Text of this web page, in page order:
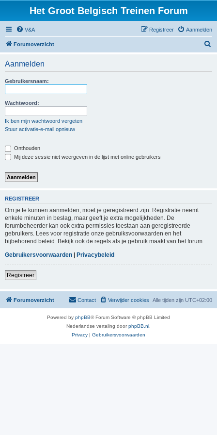
Het Groot Belgisch Treinen Forum
V&A Aanmelden
Registreer
Forumoverzicht
Aanmelden
Gebruikersnaam:
Wachtwoord:
Ik ben mijn wachtwoord vergeten
Stuur activatie-e-mail opnieuw
Onthouden
Mij deze sessie niet weergeven in de lijst met online gebruikers
REGISTREER
Om je te kunnen aanmelden, moet je geregistreerd zijn. Registratie neemt
enkele minuten in beslag, maar geeft je extra mogelijkheden. De
forumbeheerder kan ook extra permissies toestaan aan geregistreerde
gebruikers. Lees voor registratie onze gebruiksvoorwaarden en het
bijbehorend beleid. Bekijk ook de regels als je gebruik maakt van het forum.
Gebruikersvoorwaarden | Privacybeleid
Registreer
Forumoverzicht Alle tijden zijn UTC+02:00
Verwijder cookies
Contact
Powered by phpBB® Forum Software © phpBB Limited
Nederlandse vertaling doorphpBB.nl
Privacy | Gebruikersvoorwaarden